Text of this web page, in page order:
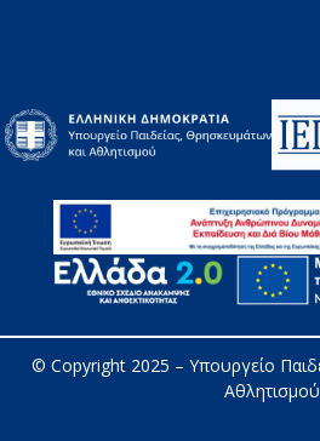
© Copyright 2025 – Υπουργείο
Αθλητισμού